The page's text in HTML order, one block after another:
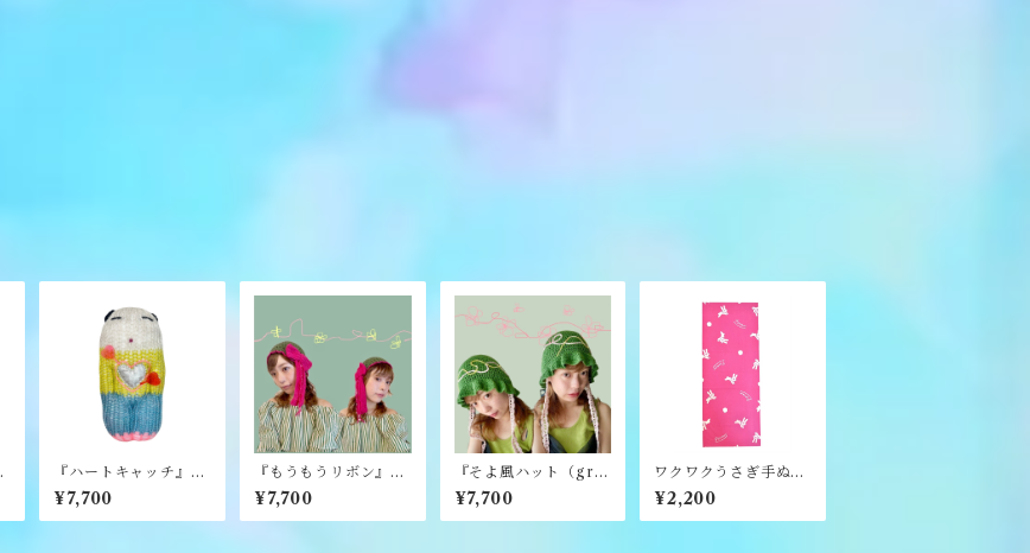
『ハートキャッチ』編
みぐるみ《むくり》
¥7,700
『もうもうリボン』
《merry yarn》
¥7,700
『そよ風ハット（gre
en）』《merry yar
n》
¥7,700
ワクワクうさぎ手ぬぐ
い《namo.》
¥2,200